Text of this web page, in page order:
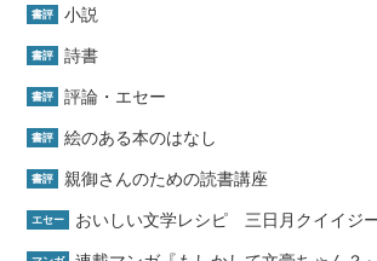
書評 小説
書評 詩書
書評 評論・エセー
書評 絵のある本のはなし
書評 親御さんのための読書講座
エセー おいしい文学レシピ 三日月クイイジ